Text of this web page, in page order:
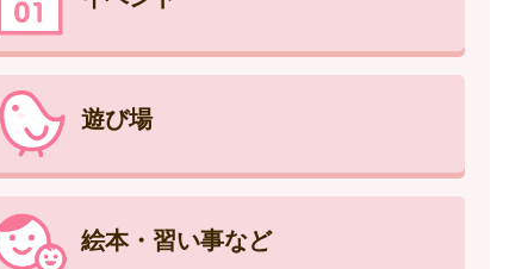
遊び場
絵本・習い事など